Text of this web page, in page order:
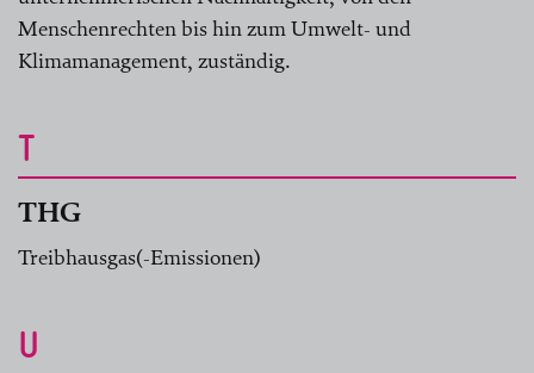
Menschenrechten bis hin zum Umwelt- und
Klimamanagement, zuständig.
T
THG
Treibhausgas(-Emissionen)
U